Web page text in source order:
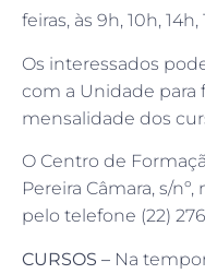
feiras, às 9h, 10h, 14h,
Os interessados
com a Unidade para
mensalidade dos
O Centro de
Pereira Câmara, s/
pelo telefone (22)
CURSOS – Na